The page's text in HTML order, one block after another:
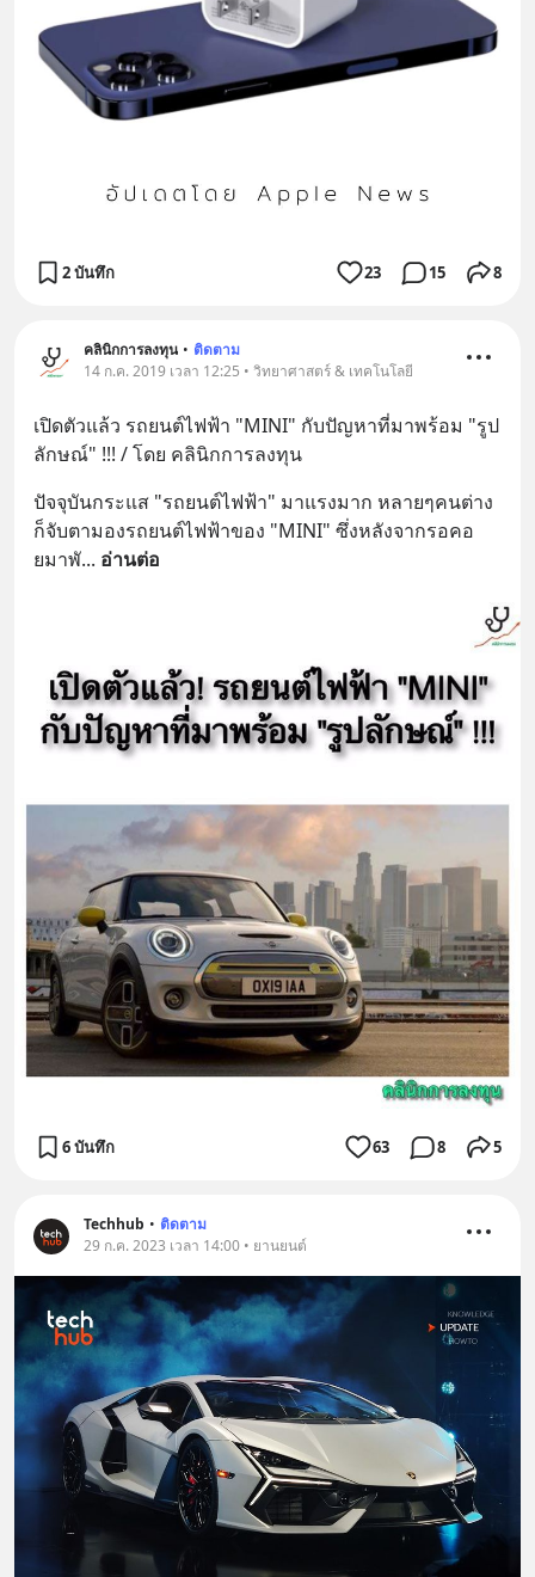
2 บันทึก 23 15 8
คลินิกการลงทุน • ติดตาม
14 ก.ค. 2019 เวลา 12:25 • วิทยาศาสตร์ & เทคโนโลยี
เปิดตัวแล้ว รถยนต์ไฟฟ้า "MINI" กับปัญหาที่มาพร้อม "รูป
ลักษณ์" !!! / โดย คลินิกการลงทุน
ปัจจุบันกระแส "รถยนต์ไฟฟ้า" มาแรงมาก หลายๆคนต่าง
ก็จับตามองรถยนต์ไฟฟ้าของ "MINI" ซึ่งหลังจากรอคอ
ยมาพั... อ่านต่อ
6 บันทึก 63 8 5
Techhub • ติดตาม
29 ก.ค. 2023 เวลา 14:00 • ยานยนต์